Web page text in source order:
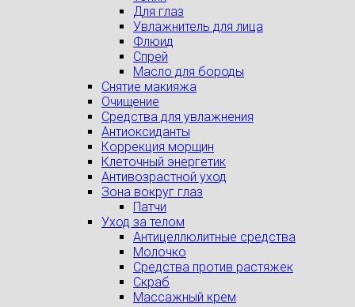
Для глаз
Увлажнитель для лица
Флюид
Спрей
Масло для бороды
Снятие макияжа
Очищение
Средства для увлажнения
Антиоксиданты
Коррекция морщин
Клеточный энергетик
Антивозрастной уход
Зона вокруг глаз
Патчи
Уход за телом
Антицеллюлитные средства
Молочко
Средства против растяжек
Скраб
Массажный крем